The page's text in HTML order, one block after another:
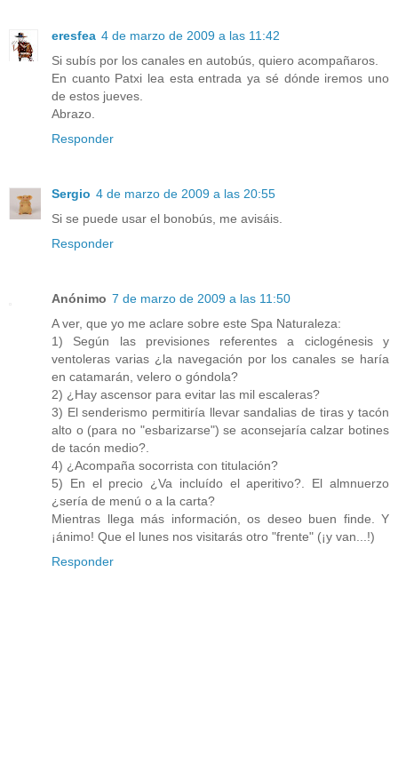
eresfea 4 de marzo de 2009 a las 11:42
Si subís por los canales en autobús, quiero acompañaros.
En cuanto Patxi lea esta entrada ya sé dónde iremos uno
de estos jueves.
Abrazo.
Responder
Sergio 4 de marzo de 2009 a las 20:55
Si se puede usar el bonobús, me avisáis.
Responder
Anónimo 7 de marzo de 2009 a las 11:50
A ver, que yo me aclare sobre este Spa Naturaleza:
1) Según las previsiones referentes a ciclogénesis y
ventoleras varias ¿la navegación por los canales se haría
en catamarán, velero o góndola?
2) ¿Hay ascensor para evitar las mil escaleras?
3) El senderismo permitiría llevar sandalias de tiras y tacón
alto o (para no "esbarizarse") se aconsejaría calzar botines
de tacón medio?.
4) ¿Acompaña socorrista con titulación?
5) En el precio ¿Va incluído el aperitivo?. El almnuerzo
¿sería de menú o a la carta?
Mientras llega más información, os deseo buen finde. Y
¡ánimo! Que el lunes nos visitarás otro "frente" (¡y van...!)
Responder